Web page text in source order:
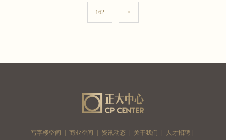
162 >
写字楼空间 商业空间 资讯动态 关于我们 人才招聘